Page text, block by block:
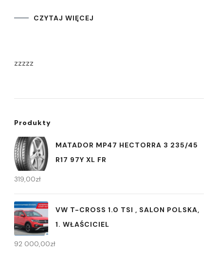
CZYTAJ WIĘCEJ
zzzzz
Produkty
MATADOR MP47 HECTORRA 3 235/45
R17 97Y XL FR
319,00zł
VW T-CROSS 1.0 TSI , SALON POLSKA,
1. WŁAŚCICIEL
92 000,00zł